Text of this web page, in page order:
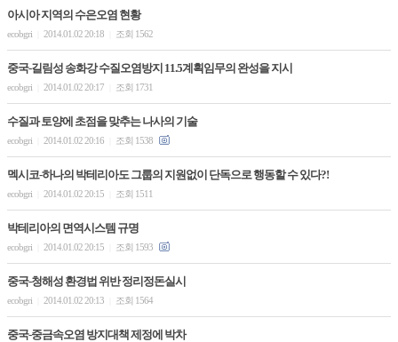
아시아 지역의 수은오염 현황
ecobgri 2014.01.02 20:18 조회 1562
중국-길림성 송화강 수질오염방지 11.5계획임무의 완성을 지시
ecobgri 2014.01.02 20:17 조회 1731
수질과 토양에 초점을 맞추는 나사의 기술
ecobgri 2014.01.02 20:16 조회 1538
멕시코-하나의 박테리아도 그룹의 지원없이 단독으로 행동할 수 있다?!
ecobgri 2014.01.02 20:15 조회 1511
박테리아의 면역시스템 규명
ecobgri 2014.01.02 20:15 조회 1593
중국-청해성 환경법 위반 정리정돈실시
ecobgri 2014.01.02 20:13 조회 1564
중국-중금속오염 방지대책 제정에 박차